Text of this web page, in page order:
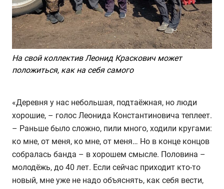
На свой коллектив Леонид Краскович может
положиться, как на себя самого
«Деревня у нас небольшая, подтаёжная, но люди
хорошие, – голос Леонида Константиновича теплеет.
– Раньше было сложно, пили много, ходили кругами:
ко мне, от меня, ко мне, от меня… Но в конце концов
собралась банда – в хорошем смысле. Половина –
молодёжь, до 40 лет. Если сейчас приходит кто-то
новый, мне уже не надо объяснять, как себя вести,